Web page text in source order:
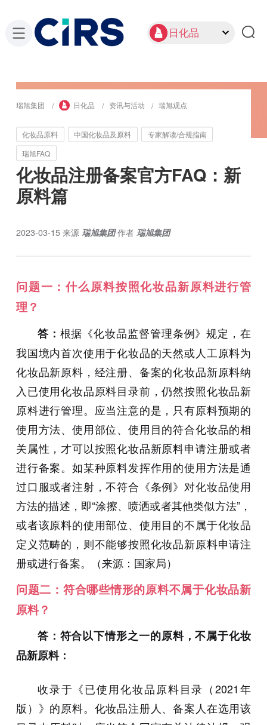
日化品
瑞旭集团 日化品 资讯与活动 瑞旭观点
化妆品原料 中国化妆品及原料
专家解读/合规指南
瑞旭FAQ
化妆品注册备案官方FAQ：新
原料篇
2023-03-15 来源 瑞旭集团 作者 瑞旭集团
问题一：什么原料按照化妆品新原料进行管
理？
答： 根据《化妆品监督管理条例》规定，在
我国境内首次使用于化妆品的天然或人工原料为
化妆品新原料，经注册、备案的化妆品新原料纳
入已使用化妆品原料目录前，仍然按照化妆品新
原料进行管理。应当注意的是，只有原料预期的
使用方法、使用部位、使用目的符合化妆品的相
关属性，才可以按照化妆品新原料申请注册或者
进行备案。如某种原料发挥作用的使用方法是通
过口服或者注射，不符合《条例》对化妆品使用
方法的描述，即“涂擦、喷洒或者其他类似方法”，
或者该原料的使用部位、使用目的不属于化妆品
定义范畴的，则不能够按照化妆品新原料申请注
册或进行备案。（来源：国家局）
问题二：符合哪些情形的原料不属于化妆品新
原料？
答： 符合以下情形之一的原料，不属于化妆
品新原料：
收录于《已使用化妆品原料目录（2021年
版）》的原料。化妆品注册人、备案人在选用该